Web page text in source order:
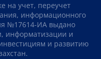
на учет, переучет
информационного
№17614-ИА выдано
информатизации и
и развитию